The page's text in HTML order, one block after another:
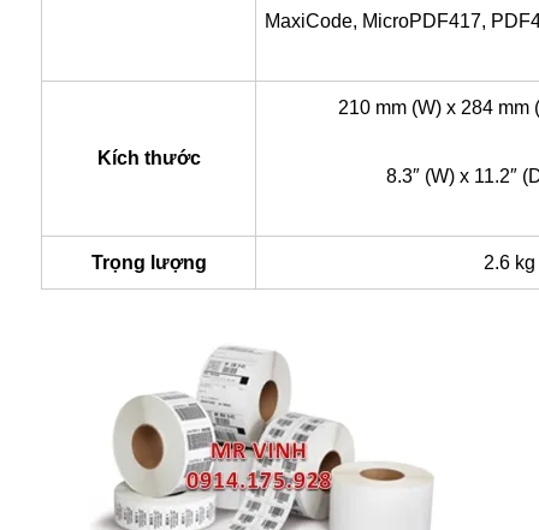
MaxiCode, MicroPDF417,
Kích thước
210 mm (W) x 284 mm
8.3″ (W) x 11.2″
Trọng lượng 2.6 kg